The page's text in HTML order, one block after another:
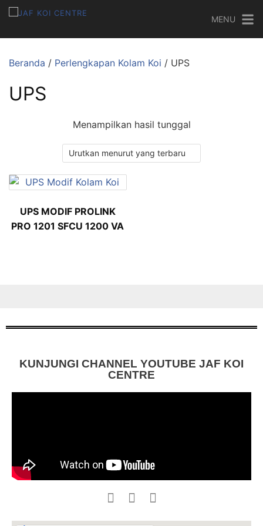
MENU
Beranda / Perlengkapan Kolam Koi / UPS
UPS
Menampilkan hasil tunggal
UPS MODIF PROLINK
PRO 1201 SFCU 1200 VA
KUNJUNGI CHANNEL YOUTUBE JAF KOI
CENTRE